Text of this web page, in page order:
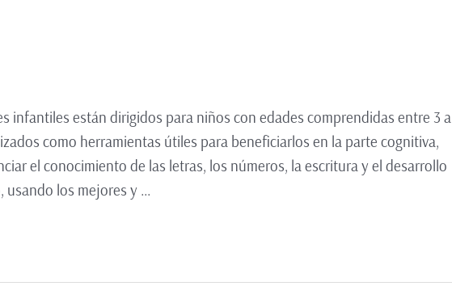
infantiles están dirigidos para niños con edades comprendidas entre 3 a
como herramientas útiles para beneficiarlos en la parte cognitiva,
el conocimiento de las letras, los números, la escritura y el desarrollo
usando los mejores y …